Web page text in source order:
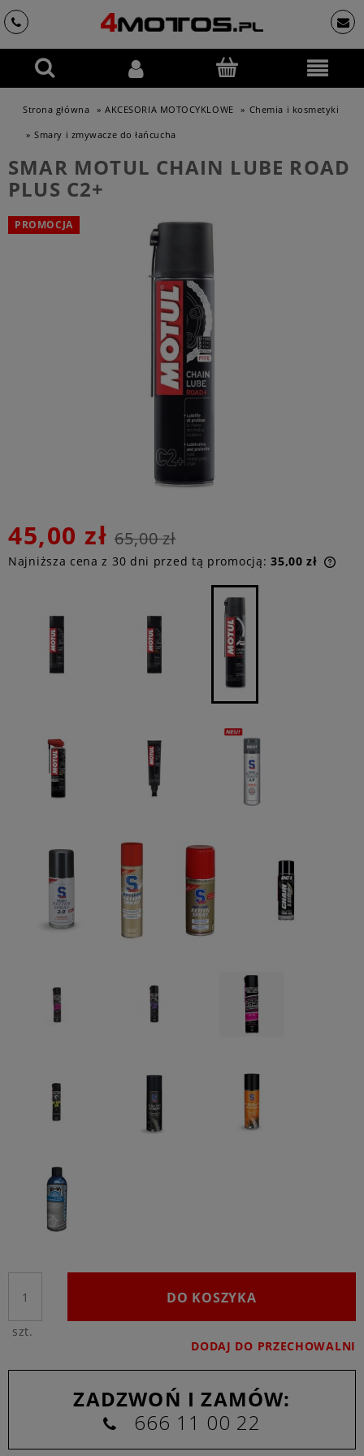
Strona główna » AKCESORIA MOTOCYKLOWE » Chemia i kosmetyki
» Smary i zmywacze do łańcucha
SMAR MOTUL CHAIN LUBE ROAD
PLUS C2+
PROMOCJA
45,00 zł 65,00 zł
Najniższa cena z 30 dni przed tą promocją:35,00 zł
szt.
DO KOSZYKA
DODAJ DO PRZECHOWALNI
ZADZWOŃ I ZAMÓW:
666 11 00 22